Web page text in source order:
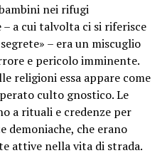
nei rifugi
a cui talvolta ci si riferisce
– era un miscuglio
e pericolo imminente.
religioni essa appare come
culto gnostico. Le
a rituali e credenze per
demoniache, che erano
attive nella vita di strada.